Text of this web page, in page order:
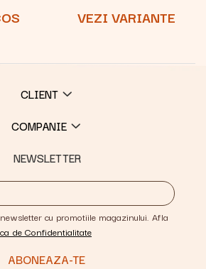
VEZI VARIANTE
CLIENT
COMPANIE
NEWSLETTER
cu promotiile magazinului. Afla
de Confidentialitate